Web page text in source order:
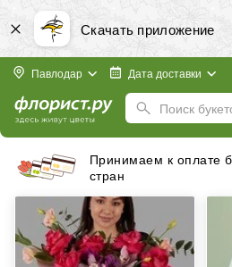
Скачать приложение
Павлодар Дата доставки
Поиск
Бесплатная доставка